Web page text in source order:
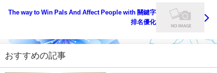
The way to Win Pals And Affect People with 關鍵字
排名優化
おすすめの記事